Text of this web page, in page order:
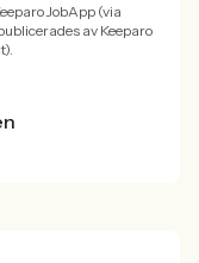
JobApp (via
av Keeparo